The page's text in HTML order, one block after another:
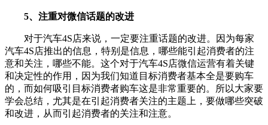
5、注重对微信话题的改进
对于汽车4S店来说，一定要注重话题的改进。因为每家
汽车4S店推出的信息，特别是信息，哪些能引起消费者的注
意和关注，哪些不能。这个对于汽车4S店微信运营有着关键
和决定性的作用，因为我们知道目标消费者基本全是要购车
的，而如何吸引目标消费者购车这是非常重要的。所以大家要
学会总结，尤其是在引起消费者关注的主题上，要做哪些突破
和改进，从而引起消费者的关注和注意。